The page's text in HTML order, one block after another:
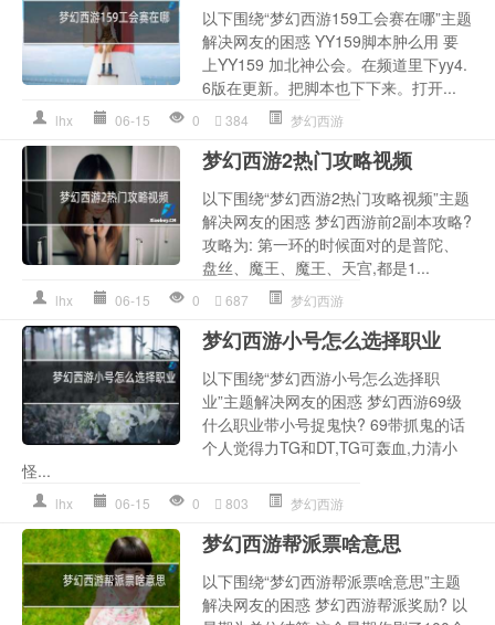
以下围绕“梦幻西游159工会赛在哪”主题
解决网友的困惑 YY159脚本肿么用 要
上YY159 加北神公会。在频道里下yy4.
6版在更新。把脚本也下下来。打开...
lhx 06-15 0 384 梦幻西游
梦幻西游2热门攻略视频
以下围绕“梦幻西游2热门攻略视频”主题
解决网友的困惑 梦幻西游前2副本攻略?
攻略为: 第一环的时候面对的是普陀、
盘丝、魔王、魔王、天宫,都是1...
lhx 06-15 0 687 梦幻西游
梦幻西游小号怎么选择职业
以下围绕“梦幻西游小号怎么选择职
业”主题解决网友的困惑 梦幻西游69级
什么职业带小号捉鬼快? 69带抓鬼的话
个人觉得力TG和DT,TG可轰血,力清小
怪...
lhx 06-15 0 803 梦幻西游
梦幻西游帮派票啥意思
以下围绕“梦幻西游帮派票啥意思”主题
解决网友的困惑 梦幻西游帮派奖励? 以